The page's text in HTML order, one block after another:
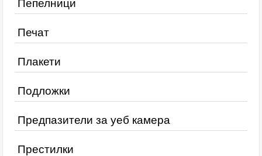
Пепелници
Печат
Плакети
Подложки
Предпазители за уеб камера
Престилки